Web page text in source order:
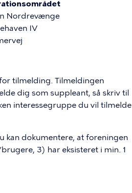
Nordrevænge
IV
tilmelding. Tilmeldingen
dig som suppleant, så skriv til
interessegruppe du vil tilmelde
kan dokumentere, at foreningen
3) har eksisteret i min. 1